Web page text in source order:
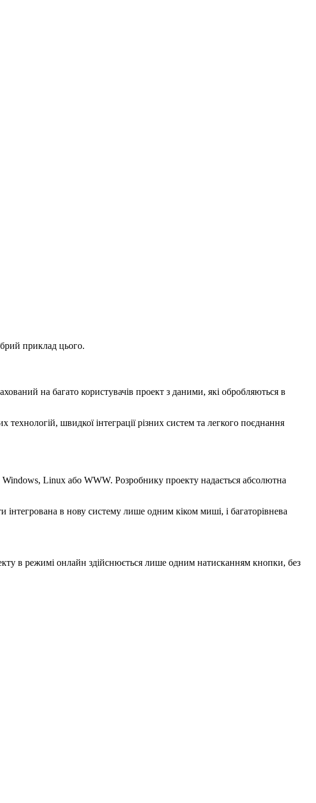
приклад цього.
на багато користувачів проект з даними, які обробляються в
швидкої інтеграції різних систем та легкого поєднання
Linux або WWW. Розробнику проекту надається абсолютна
в нову систему лише одним кіком миші, і багаторівнева
в режимі онлайн здійснюється лише одним натисканням кнопки, без